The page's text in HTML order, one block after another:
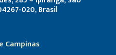
020, Brasil
Campinas